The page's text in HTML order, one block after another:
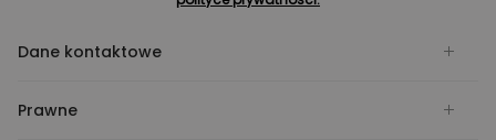
Dane kontaktowe
Prawne